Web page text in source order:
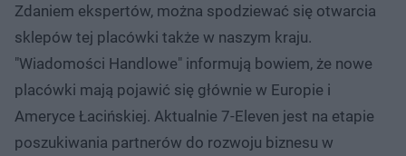
Zdaniem ekspertów, można spodziewać się otwarcia
sklepów tej placówki także w naszym kraju.
"Wiadomości Handlowe" informują bowiem, że nowe
placówki mają pojawić się głównie w Europie i
Ameryce Łacińskiej. Aktualnie 7-Eleven jest na etapie
poszukiwania partnerów do rozwoju biznesu w